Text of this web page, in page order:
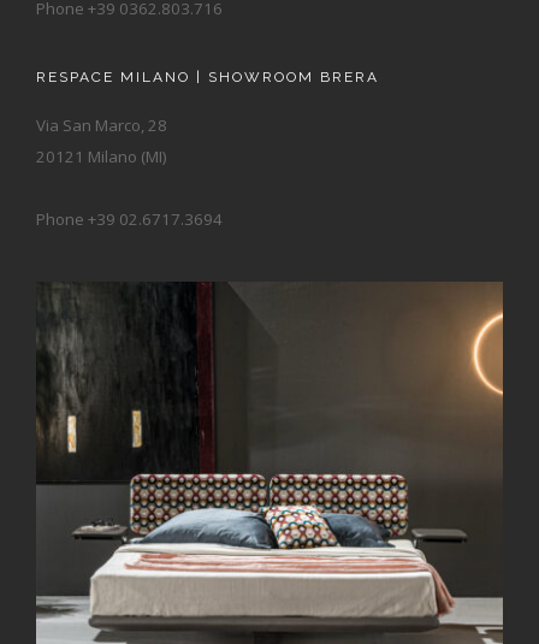
Phone +39 0362.803.716
RESPACE MILANO | SHOWROOM BRERA
Via San Marco, 28
20121 Milano (MI)
Phone +39 02.6717.3694